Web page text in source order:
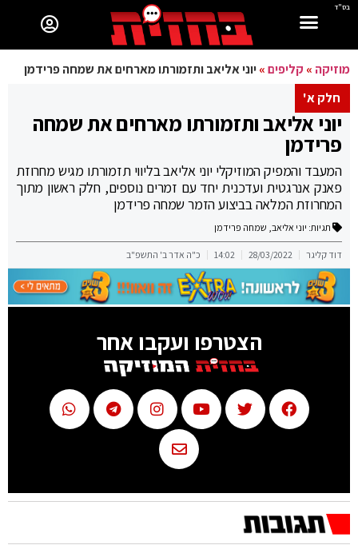
בס"ד
מוזיקה » קליפים»יוני אליאב ותזמורתו מארחים את שמחה פרידמן
חלק א'
יוני אליאב ותזמורתו מארחים את שמחה
פרידמן
המעבד והמפיק המוזיקלי יוני אליאב בליווי תזמורתו מגיש מחרוזת
פאנק אנרגטית ועדכנית יחד עם זמרים נוספים, חלק ראשון מתוך
המחרוזת המלאה בביצוע הזמר שמחה פרידמן
תגיות: יוני אליאב, שמחה פרידמן
דוד קליגר 28/03/2022
14:02 כ"ה אדר ב' התשפ"ב
הצטרפו ועקבו אחר